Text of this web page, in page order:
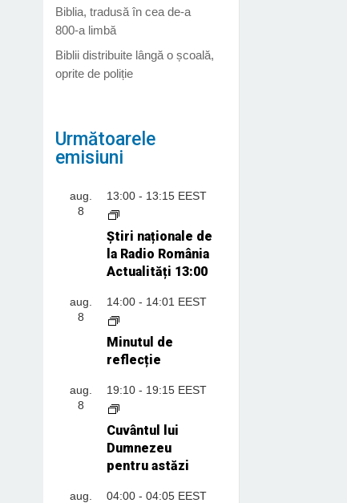
Biblia, tradusă în cea de-a
800-a limbă
Biblii distribuite lângă o școală,
oprite de poliție
Următoarele
emisiuni
aug.
8
13:00- 13:15 EEST
Știri naționale de
la Radio România
Actualități 13:00
aug.
8
14:00- 14:01 EEST
Minutul de
reflecție
aug.
8
19:10- 19:15 EEST
Cuvântul lui
Dumnezeu
pentru astăzi
aug.
04:00- 04:05 EEST